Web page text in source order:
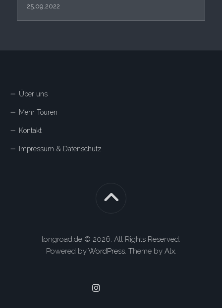
25.09.2022
Über uns
Mehr Touren
Kontakt
Impressum & Datenschutz
longroad.de © 2026. All Rights Reserved.
Powered byWordPress. Theme by Alx.